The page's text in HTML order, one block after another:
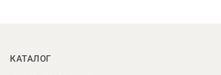
КАТАЛОГ